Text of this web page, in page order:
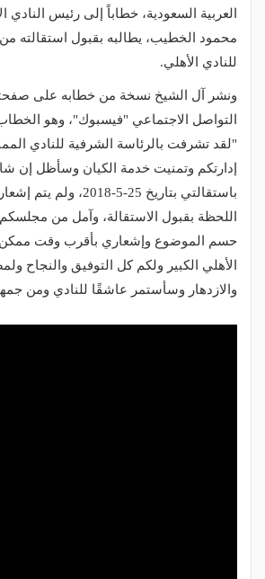
العربية السعودية، خطاباً إلى رئيس النادي
محمود الخطيب، يطالبه بقبول استقالته
للنادي الأهلي.
ونشر آل الشيخ نسخة من خطابه على
التواصل الاجتماعي "فيسبوك"، وهو
"لقد تشرفت بالرئاسة الشرفية للنادي
إدارتكم وتمنيت خدمة الكيان وسأظل إن
باستقالتي بتاريخ 25-5-
اللحظة بقبول الاستقالة، وآمل من
حسم الموضوع وإشعاري بأقرب وقت ممكن،
الأهلي الكبير ولكم كل التوفيق والنجاح
والازدهار وسأستمر عاشقًا للنادي ومن